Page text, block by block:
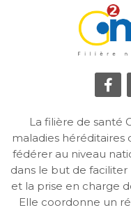
La filière de santé
maladies
fédérer au niveau
dans le but de faciliter
et la prise en charge
Elle coordonne un